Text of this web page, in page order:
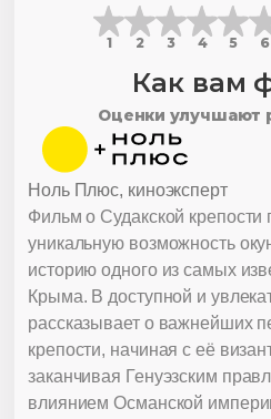
1 2 3 4 5 6
Как вам
Оценки улучшают
Фильм о Судакской крепости
уникальную возможность
историю одного из самых
Крыма. В доступной и
рассказывает о важнейших
крепости, начиная с её
заканчивая Генуэзским
влиянием Османской
Ноль Плюс, киноэксперт